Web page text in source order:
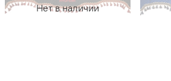
Нет в наличии